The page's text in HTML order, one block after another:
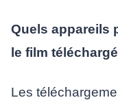
Quels appareils
le film
Les